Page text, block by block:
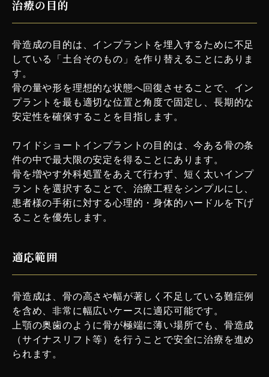
治療の目的
骨造成の目的は、インプラントを埋入するために不足
している「土台そのもの」を作り替えることにありま
す。
骨の量や形を理想的な状態へ回復させることで、イン
プラントを最も適切な位置と角度で固定し、長期的な
安定性を確保することを目指します。
ワイドショートインプラントの目的は、今ある骨の条
件の中で最大限の安定を得ることにあります。
骨を増やす外科処置をあえて行わず、短く太いインプ
ラントを選択することで、治療工程をシンプルにし、
患者様の手術に対する心理的・身体的ハードルを下げ
ることを優先します。
適応範囲
骨造成は、骨の高さや幅が著しく不足している難症例
を含め、非常に幅広いケースに適応可能です。
上顎の奥歯のように骨が極端に薄い場所でも、骨造成
（サイナスリフト等）を行うことで安全に治療を進め
られます。